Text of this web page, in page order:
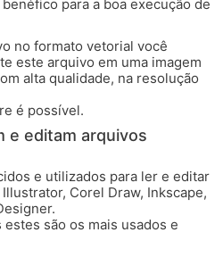
para a boa execução de
no formato vetorial você
este arquivo em uma imagem
alta qualidade, na resolução
é possível.
e editam arquivos
e utilizados para ler e editar
Corel Draw, Inkscape,
são os mais usados e